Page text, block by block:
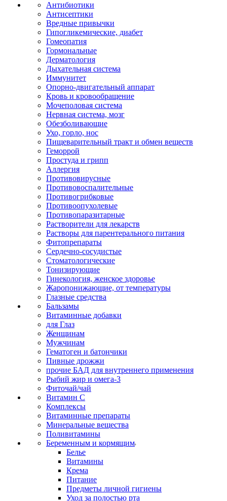
Антибиотики
Антисептики
Вредные привычки
Гипогликемические, диабет
Гомеопатия
Гормональные
Дерматология
Дыхательная система
Иммунитет
Опорно-двигательный аппарат
Кровь и кровообращение
Мочеполовая система
Нервная система, мозг
Обезболивающие
Ухо, горло, нос
Пищеварительный тракт и обмен веществ
Геморрой
Простуда и грипп
Аллергия
Противовирусные
Противовоспалительные
Противогрибковые
Противоопухолевые
Противопаразитарные
Растворители для лекарств
Растворы для парентерального питания
Фитопрепараты
Сердечно-сосудистые
Стоматологические
Тонизирующие
Гинекология, женское здоровье
Жаропонижающие, от температуры
Глазные средства
Бальзамы
Витаминные добавки
для Глаз
Женщинам
Мужчинам
Гематоген и батончики
Пивные дрожжи
прочие БАД для внутреннего применения
Рыбий жир и омега-3
Фиточай/чай
Витамин С
Комплексы
Витаминные препараты
Минеральные вещества
Поливитамины
Беременным и кормящим
Белье
Витамины
Крема
Питание
Предметы личной гигиены
Уход за полостью рта